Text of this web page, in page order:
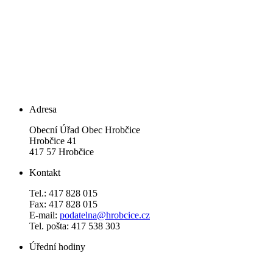
Adresa
Obecní Úřad Obec Hrobčice
Hrobčice 41
417 57 Hrobčice
Kontakt
Tel.: 417 828 015
Fax: 417 828 015
E-mail: podatelna@hrobcice.cz
Tel. pošta: 417 538 303
Úřední hodiny